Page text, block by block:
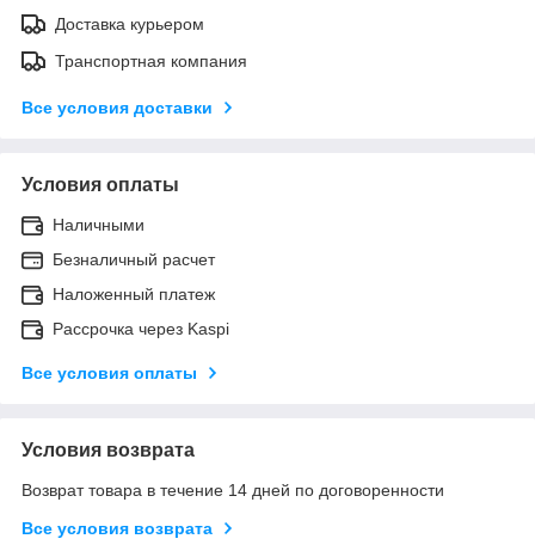
Доставка курьером
Транспортная компания
Все условия доставки
Условия оплаты
Наличными
Безналичный расчет
Наложенный платеж
Рассрочка через Kaspi
Все условия оплаты
Условия возврата
Возврат товара в течение 14 дней по договоренности
Все условия возврата